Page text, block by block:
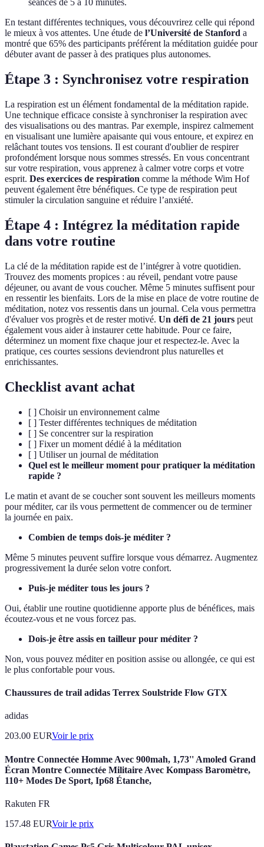
séances de 5 à 10 minutes.
En testant différentes techniques, vous découvrirez celle qui répond
le mieux à vos attentes. Une étude de l’Université de Stanford a
montré que 65% des participants préférent la méditation guidée pour
débuter avant de passer à des pratiques plus autonomes.
Étape 3 : Synchronisez votre respiration
La respiration est un élément fondamental de la méditation rapide.
Une technique efficace consiste à synchroniser la respiration avec
des visualisations ou des mantras. Par exemple, inspirez calmement
en visualisant une lumière apaisante qui vous entoure, et expirez en
relâchant toutes vos tensions. Il est courant d'oublier de respirer
profondément lorsque nous sommes stressés. En vous concentrant
sur votre respiration, vous apprenez à calmer votre corps et votre
esprit. Des exercices de respiration comme la méthode Wim Hof
peuvent également être bénéfiques. Ce type de respiration peut
stimuler la circulation sanguine et réduire l’anxiété.
Étape 4 : Intégrez la méditation rapide
dans votre routine
La clé de la méditation rapide est de l’intégrer à votre quotidien.
Trouvez des moments propices : au réveil, pendant votre pause
déjeuner, ou avant de vous coucher. Même 5 minutes suffisent pour
en ressentir les bienfaits. Lors de la mise en place de votre routine de
méditation, notez vos ressentis dans un journal. Cela vous permettra
d'évaluer vos progrès et de rester motivé. Un défi de 21 jours peut
également vous aider à instaurer cette habitude. Pour ce faire,
déterminez un moment fixe chaque jour et respectez-le. Avec la
pratique, ces courtes sessions deviendront plus naturelles et
enrichissantes.
Checklist avant achat
[ ] Choisir un environnement calme
[ ] Tester différentes techniques de méditation
[ ] Se concentrer sur la respiration
[ ] Fixer un moment dédié à la méditation
[ ] Utiliser un journal de méditation
Quel est le meilleur moment pour pratiquer la méditation
rapide ?
Le matin et avant de se coucher sont souvent les meilleurs moments
pour méditer, car ils vous permettent de commencer ou de terminer
la journée en paix.
Combien de temps dois-je méditer ?
Même 5 minutes peuvent suffire lorsque vous démarrez. Augmentez
progressivement la durée selon votre confort.
Puis-je méditer tous les jours ?
Oui, établir une routine quotidienne apporte plus de bénéfices, mais
écoutez-vous et ne vous forcez pas.
Dois-je être assis en tailleur pour méditer ?
Non, vous pouvez méditer en position assise ou allongée, ce qui est
le plus confortable pour vous.
Chaussures de trail adidas Terrex Soulstride Flow GTX
adidas
203.00 EURVoir le prix
Montre Connectée Homme Avec 900mah, 1,73'' Amoled Grand
Écran Montre Connectée Militaire Avec Kompass Baromètre,
110+ Modes De Sport, Ip68 Étanche,
Rakuten FR
157.48 EURVoir le prix